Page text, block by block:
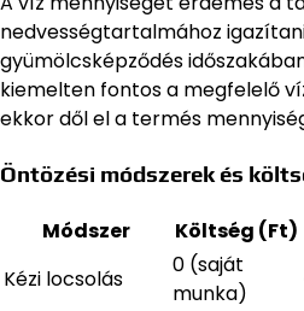
nedvességtartalmához
gyümölcsképződés
kiemelten fontos a megfelelő
ekkor dől el a termés
Öntözési módszerek és
Módszer Költség (Ft)
Kézi locsolás
0 (saját
munka)